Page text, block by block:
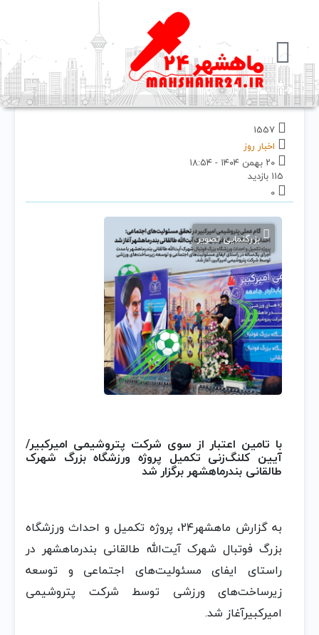
اخبار روز
115 بازدید
۰
بزرگنمایی تصویر
با تامین اعتبار از سوی شرکت پتروشیمی امیرکبیر/
آیین کلنگ‌زنی تکمیل پروژه ورزشگاه بزرگ شهرک
طالقانی بندرماهشهر برگزار شد
به گزارش ماهشهر۲۴، پروژه تکمیل و احداث ورزشگاه
بزرگ فوتبال شهرک آیت‌الله طالقانی بندرماهشهر در
راستای ایفای مسئولیت‌های اجتماعی و توسعه
زیرساخت‌های ورزشی توسط شرکت پتروشیمی
امیرکبیرآغاز شد.